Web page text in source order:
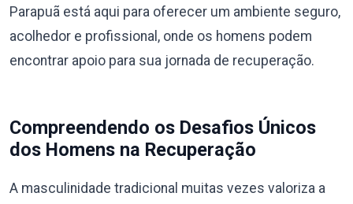
Parapuã está aqui para oferecer um ambiente seguro,
acolhedor e profissional, onde os homens podem
encontrar apoio para sua jornada de recuperação.
Compreendendo os Desafios Únicos
dos Homens na Recuperação
A masculinidade tradicional muitas vezes valoriza a